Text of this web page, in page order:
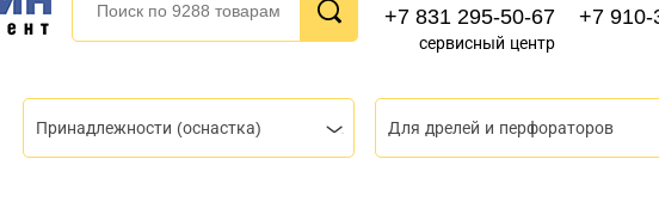
+7 831 295-50-67
сервисный центр
+7 910-
Принадлежности (оснастка) Для дрелей и перфораторов